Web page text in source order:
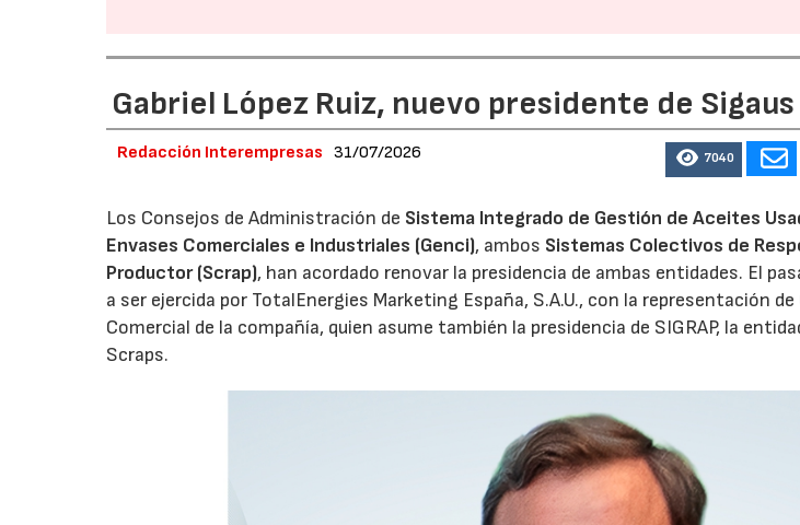
Gabriel López Ruiz, nuevo presidente de
Redacción Interempresas 31/07/2026 7040
Los Consejos de Administración de Sistema Integrado de Gestión de Aceites
Envases Comerciales e Industriales (Genci), ambos Sistemas Colectivos de
Productor (Scrap), han acordado renovar la presidencia de ambas entidades. El
a ser ejercida por TotalEnergies Marketing España, S.A.U., con la representación
Comercial de la compañía, quien asume también la presidencia de SIGRAP, la
Scraps.